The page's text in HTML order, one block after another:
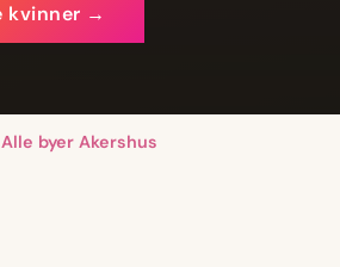
kvinner →
byer Akershus